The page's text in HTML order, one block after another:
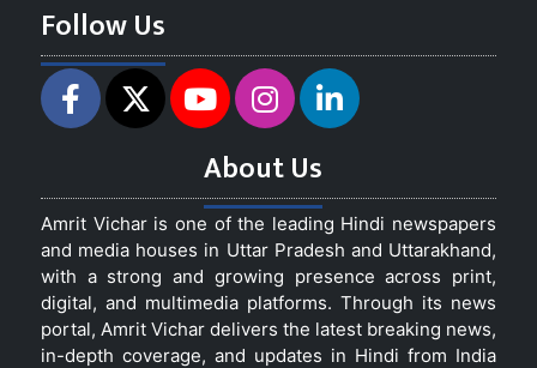
Follow Us
About Us
Amrit Vichar is one of the leading Hindi newspapers
and media houses in Uttar Pradesh and Uttarakhand,
with a strong and growing presence across print,
digital, and multimedia platforms. Through its news
portal, Amrit Vichar delivers the latest breaking news,
in-depth coverage, and updates in Hindi from India